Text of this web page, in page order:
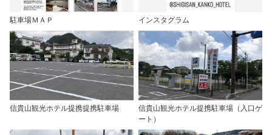
駐車場ＭＡＰ インスタグラム
信貴山観光ホテル提携提携駐車場
信貴山観光ホテル提携駐車場（入口ゲ
ート）